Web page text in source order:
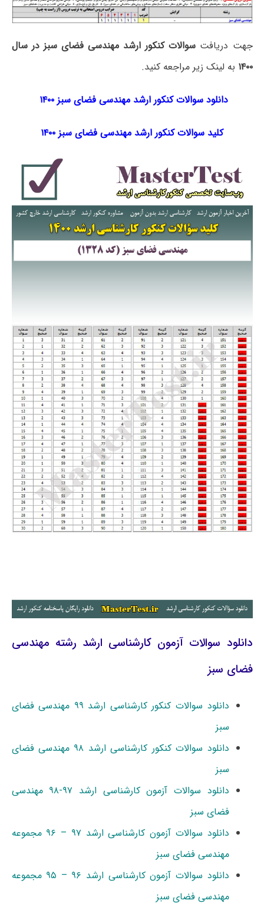
جهت دریافت سوالات کنکور ارشد مهندسی فضای سبز در سال
۱۴۰۰ به لینک زیر مراجعه کنید.
دانلود سوالات کنکور ارشد مهندسی فضای سبز ۱۴۰۰
کلید سوالات کنکور ارشد مهندسی فضای سبز ۱۴۰۰
دانلود سوالات آزمون کارشناسی ارشد رشته مهندسی
فضای سبز
دانلود سوالات کنکور کارشناسی ارشد ۹۹ مهندسی فضای
سبز
دانلود سوالات کنکور کارشناسی ارشد ۹۸ مهندسی فضای
سبز
دانلود سوالات آزمون کارشناسی ارشد ۹۷-۹۸ مهندسی
فضای سبز
دانلود سوالات آزمون کارشناسی ارشد ۹۷ – ۹۶ مجموعه
مهندسی فضای سبز
دانلود سوالات آزمون کارشناسی ارشد ۹۶ – ۹۵ مجموعه
مهندسی فضای سبز